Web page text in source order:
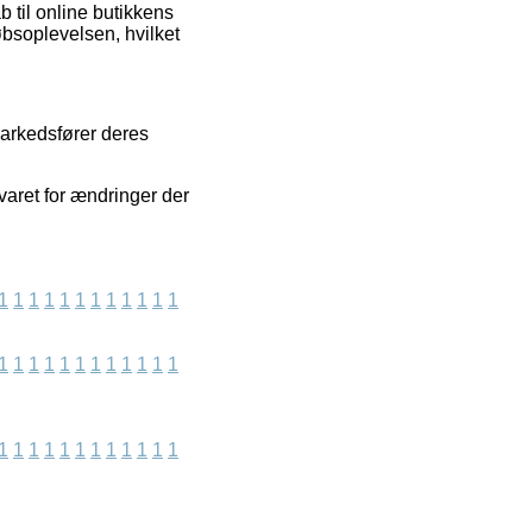
til online butikkens
hvilket
deres
for ændringer der
1 1 1 1 1 1 1 1 1 1 1 1
1 1 1 1 1 1 1 1 1 1 1 1
1 1 1 1 1 1 1 1 1 1 1 1